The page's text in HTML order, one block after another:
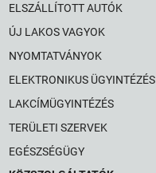
ELSZÁLLÍTOTT AUTÓK
ÚJ LAKOS VAGYOK
NYOMTATVÁNYOK
ELEKTRONIKUS ÜGYINTÉZÉS
LAKCÍMÜGYINTÉZÉS
TERÜLETI SZERVEK
EGÉSZSÉGÜGY